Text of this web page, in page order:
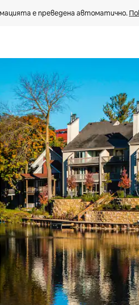
е преведена автоматично.
със стрелки нагоре и надолу или